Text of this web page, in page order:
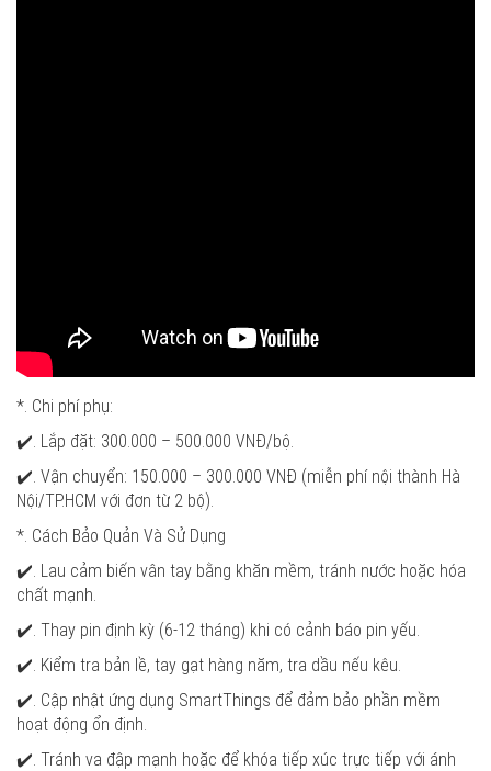
*. Chi phí phụ:
✔️. Lắp đặt: 300.000 – 500.000 VNĐ/bộ.
✔️. Vận chuyển: 150.000 – 300.000 VNĐ (miễn phí nội thành Hà
Nội/TP.HCM với đơn từ 2 bộ).
*. Cách Bảo Quản Và Sử Dụng
✔️. Lau cảm biến vân tay bằng khăn mềm, tránh nước hoặc hóa
chất mạnh.
✔️. Thay pin định kỳ (6-12 tháng) khi có cảnh báo pin yếu.
✔️. Kiểm tra bản lề, tay gạt hàng năm, tra dầu nếu kêu.
✔️. Cập nhật ứng dụng SmartThings để đảm bảo phần mềm
hoạt động ổn định.
✔️. Tránh va đập mạnh hoặc để khóa tiếp xúc trực tiếp với ánh